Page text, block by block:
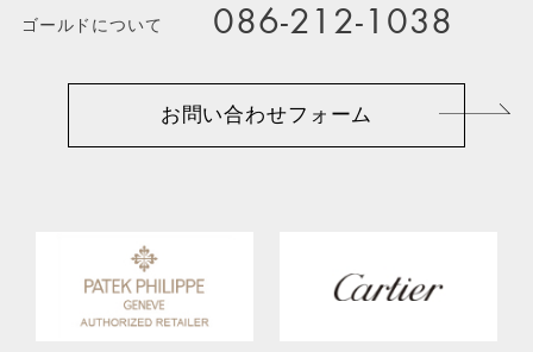
ゴールドについて 086-212-1038
お問い合わせフォーム